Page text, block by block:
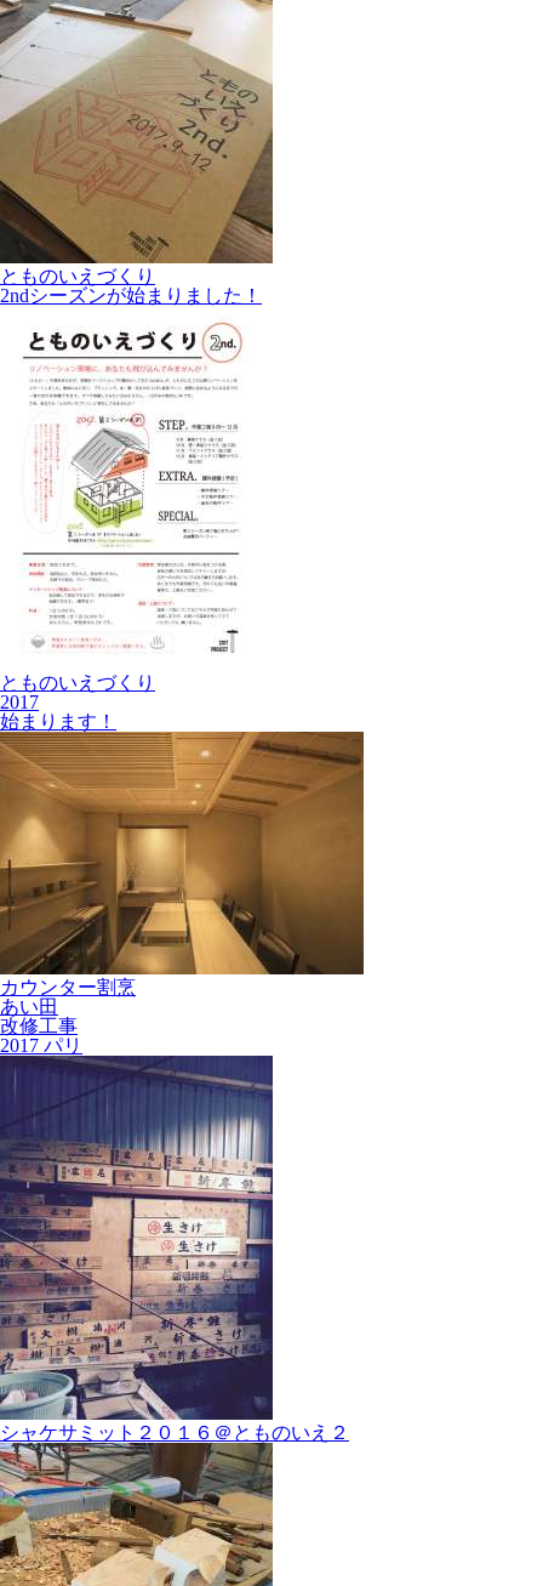
とものいえづくり
2ndシーズンが始まりました！
とものいえづくり
2017
始まります！
カウンター割烹
あい田
改修工事
2017 パリ
シャケサミット２０１６＠とものいえ２